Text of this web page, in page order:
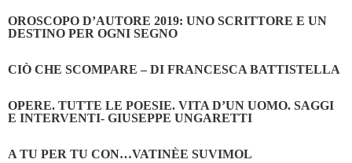
OROSCOPO D’AUTORE 2019: UNO SCRITTORE E UN
DESTINO PER OGNI SEGNO
CIÒ CHE SCOMPARE – DI FRANCESCA BATTISTELLA
OPERE. TUTTE LE POESIE. VITA D’UN UOMO. SAGGI
E INTERVENTI- GIUSEPPE UNGARETTI
A TU PER TU CON…VATINÈE SUVIMOL